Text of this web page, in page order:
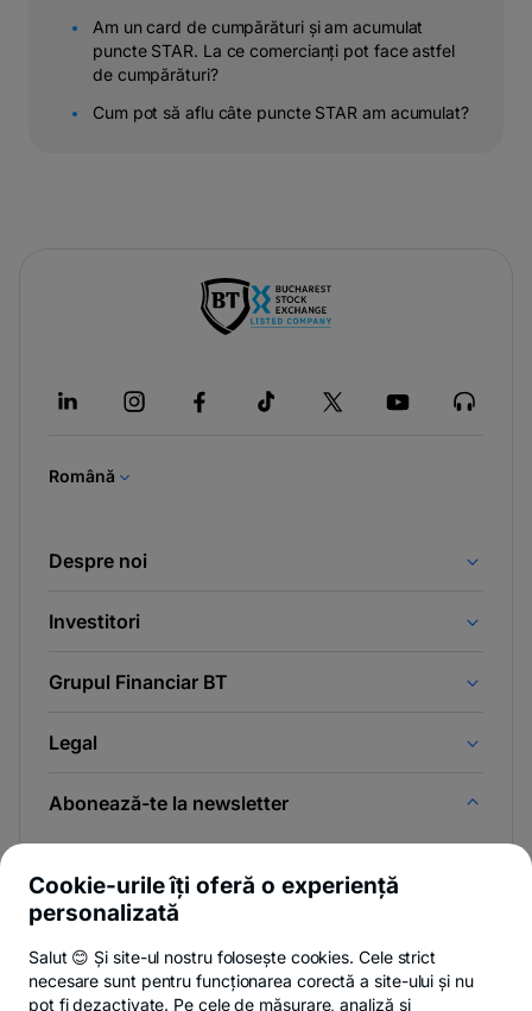
Am un card de cumpărături și am acumulat
puncte STAR. La ce comercianți pot face astfel
de cumpărături?
Cum pot să aflu câte puncte STAR am acumulat?
a
Română
Despre noi
Investitori
Grupul Financiar BT
Legal
Abonează-te la newsletter
Poți renunța oricând,vezi detalii-
opens
in
.
Cookie-urile îți oferă o experiență
personalizată
Salut 😊 Și site-ul nostru folosește cookies. Cele strict
necesare sunt pentru funcționarea corectă a site-ului și nu
pot fi dezactivate. Pe cele de măsurare, analiză și